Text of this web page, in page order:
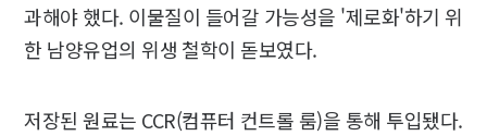
과해야 했다. 이물질이 들어갈 가능성을 '제로화'하기 위
한 남양유업의 위생 철학이 돋보였다.
저장된 원료는 CCR(컴퓨터 컨트롤 룸)을 통해 투입됐다.